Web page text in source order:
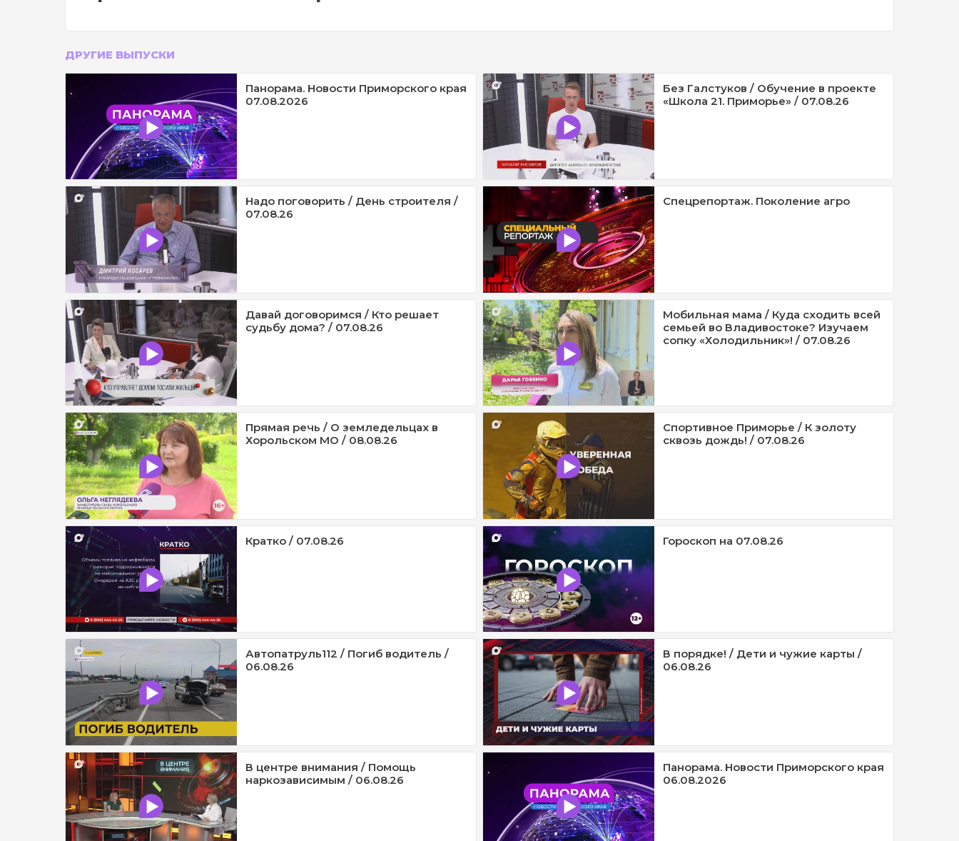
ДРУГИЕ ВЫПУСКИ
Панорама. Новости Приморского края
07.08.2026
Без Галстуков / Обучение в проекте
«Школа 21. Приморье» / 07.08.26
Надо поговорить / День строителя /
07.08.26
Спецрепортаж. Поколение агро
Давай договоримся / Кто решает
судьбу дома? / 07.08.26
Мобильная мама / Куда сходить всей
семьей во Владивостоке? Изучаем
сопку «Холодильник»! / 07.08.26
Прямая речь / О земледельцах в
Хорольском МО / 08.08.26
Спортивное Приморье / К золоту
сквозь дождь! / 07.08.26
Кратко / 07.08.26 Гороскоп на 07.08.26
Автопатруль112 / Погиб водитель /
06.08.26
В порядке! / Дети и чужие карты /
06.08.26
В центре внимания / Помощь
наркозависимым / 06.08.26
Панорама. Новости Приморского края
06.08.2026